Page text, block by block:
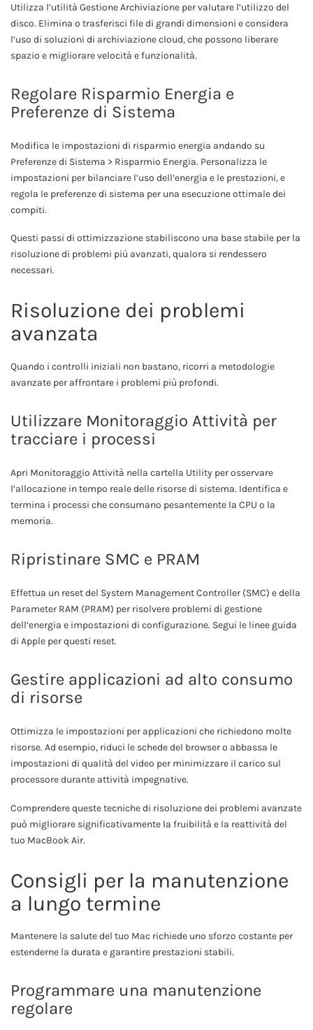
Utilizza l’utilità Gestione Archiviazione per valutare l’utilizzo del
disco. Elimina o trasferisci file di grandi dimensioni e considera
l’uso di soluzioni di archiviazione cloud, che possono liberare
spazio e migliorare velocità e funzionalità.
Regolare Risparmio Energia e
Preferenze di Sistema
Modifica le impostazioni di risparmio energia andando su
Preferenze di Sistema > Risparmio Energia. Personalizza le
impostazioni per bilanciare l’uso dell’energia e le prestazioni, e
regola le preferenze di sistema per una esecuzione ottimale dei
compiti.
Questi passi di ottimizzazione stabiliscono una base stabile per la
risoluzione di problemi più avanzati, qualora si rendessero
necessari.
Risoluzione dei problemi
avanzata
Quando i controlli iniziali non bastano, ricorri a metodologie
avanzate per affrontare i problemi più profondi.
Utilizzare Monitoraggio Attività per
tracciare i processi
Apri Monitoraggio Attività nella cartella Utility per osservare
l’allocazione in tempo reale delle risorse di sistema. Identifica e
termina i processi che consumano pesantemente la CPU o la
memoria.
Ripristinare SMC e PRAM
Effettua un reset del System Management Controller (SMC) e della
Parameter RAM (PRAM) per risolvere problemi di gestione
dell’energia e impostazioni di configurazione. Segui le linee guida
di Apple per questi reset.
Gestire applicazioni ad alto consumo
di risorse
Ottimizza le impostazioni per applicazioni che richiedono molte
risorse. Ad esempio, riduci le schede del browser o abbassa le
impostazioni di qualità del video per minimizzare il carico sul
processore durante attività impegnative.
Comprendere queste tecniche di risoluzione dei problemi avanzate
può migliorare significativamente la fruibilità e la reattività del
tuo MacBook Air.
Consigli per la manutenzione
a lungo termine
Mantenere la salute del tuo Mac richiede uno sforzo costante per
estenderne la durata e garantire prestazioni stabili.
Programmare una manutenzione
regolare